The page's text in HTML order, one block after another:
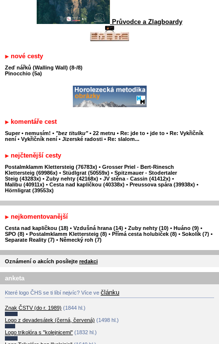
Průvodce a Zlagboardy
nové cesty
Zeď nářků (Walling Wall) (8-/8)
Pinocchio (5a)
komentáře cest
Super • nemusím! • "bez titulku" • 22 metru • Re: jde to • jde to • Re: Vykřičník
není • Vykřičník není • Jizerské radosti • Re: slalom...
nejčtenější cesty
Postalmklamm Klettersteig (76783x) • Grosser Priel - Bert-Rinesch
Klettersteig (69986x) • Stüdlgrat (50559x) • Spitzmauer - Stodertaler
Steig (43283x) • Zuby nehty (42168x) • JV stěna - Cassin (41412x) •
Malibu (40911x) • Cesta nad kapličkou (40338x) • Preussova spára (39938x) •
Hörnligrat (39553x)
nejkomentovanější
Cesta nad kapličkou (18) • Vzdušná hrana (14) • Zuby nehty (10) • Huáno (9) •
SPO (8) • Postalmklamm Klettersteig (8) • Přímá cesta holubiček (8) • Sokolík (7) •
Separate Reality (7) • Německý roh (7)
Oznámení o akcích posílejte redakci
anketa
Které logo ČHS se ti líbí nejvíc? Více ve článku
Znak ČSTV (do r. 1989) (1844 hl.)
Logo z devadesátek (černá, červená) (1498 hl.)
Logo trikolóra s "kolejnicemi" (1832 hl.)